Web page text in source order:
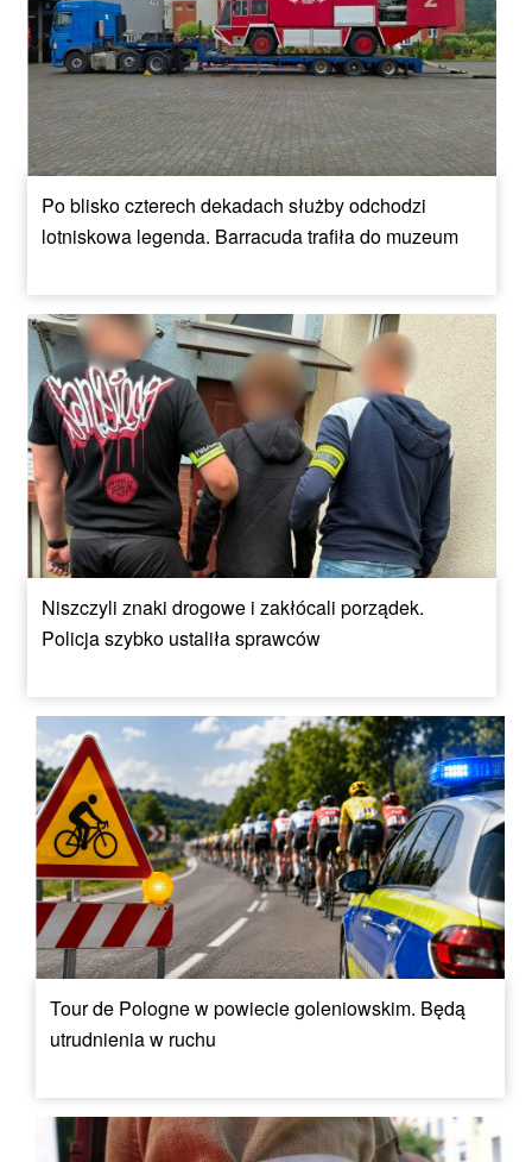
Po blisko czterech dekadach służby odchodzi
lotniskowa legenda. Barracuda trafiła do muzeum
Niszczyli znaki drogowe i zakłócali porządek.
Policja szybko ustaliła sprawców
Tour de Pologne w powiecie goleniowskim. Będą
utrudnienia w ruchu